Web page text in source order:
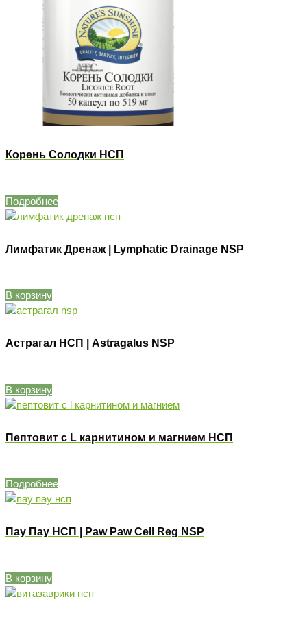
Корень Солодки НСП
Подробнее
Лимфатик Дренаж | Lymphatic Drainage NSP
В корзину
Астрагал НСП | Astragalus NSP
В корзину
Пептовит с L карнитином и магнием НСП
Подробнее
Пау Пау НСП | Paw Paw Cell Reg NSP
В корзину